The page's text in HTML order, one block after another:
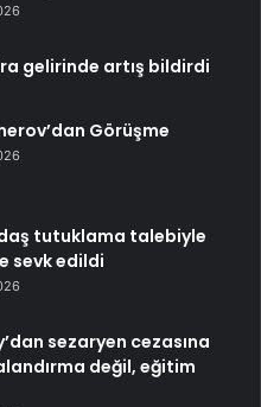
gelirinde artış bildirdi
Görüşme
tutuklama talebiyle
sevk edildi
sezaryen cezasına
değil, eğitim